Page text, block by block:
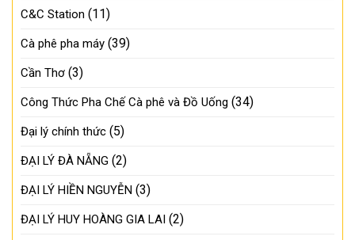
C&C Station (11)
Cà phê pha máy (39)
Cần Thơ (3)
Công Thức Pha Chế Cà phê và Đồ Uống (34)
Đại lý chính thức (5)
ĐẠI LÝ ĐÀ NẴNG (2)
ĐẠI LÝ HIỀN NGUYỄN (3)
ĐẠI LÝ HUY HOÀNG GIA LAI (2)